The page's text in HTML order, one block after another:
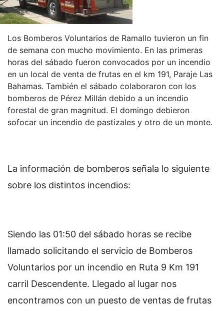
Los Bomberos Voluntarios de Ramallo tuvieron un fin
de semana con mucho movimiento. En las primeras
horas del sábado fueron convocados por un incendio
en un local de venta de frutas en el km 191, Paraje Las
Bahamas. También el sábado colaboraron con los
bomberos de Pérez Millán debido a un incendio
forestal de gran magnitud. El domingo debieron
sofocar un incendio de pastizales y otro de un monte.
La información de bomberos señala lo siguiente
sobre los distintos incendios:
Siendo las 01:50 del sábado horas se recibe
llamado solicitando el servicio de Bomberos
Voluntarios por un incendio en Ruta 9 Km 191
carril Descendente. Llegado al lugar nos
encontramos con un puesto de ventas de frutas